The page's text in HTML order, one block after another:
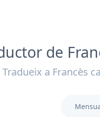
de
Tradueix a Francès